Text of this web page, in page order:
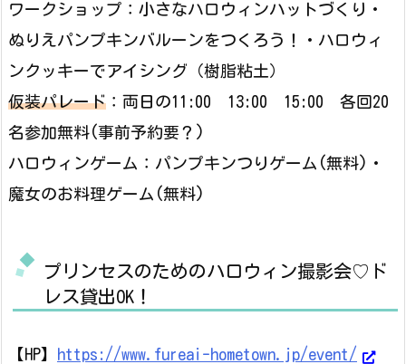
ワークショップ：小さなハロウィンハットづくり・
ぬりえパンプキンバルーンをつくろう！・ハロウィ
ンクッキーでアイシング（樹脂粘土）
仮装パレード ：両日の11:00 13:00 15:00 各回20
名参加無料(事前予約要？)
ハロウィンゲーム：パンプキンつりゲーム(無料)・
魔女のお料理ゲーム(無料)
プリンセスのためのハロウィン撮影会♡ド
レス貸出OK！
【HP】 https://www.fureai-hometown.jp/event/